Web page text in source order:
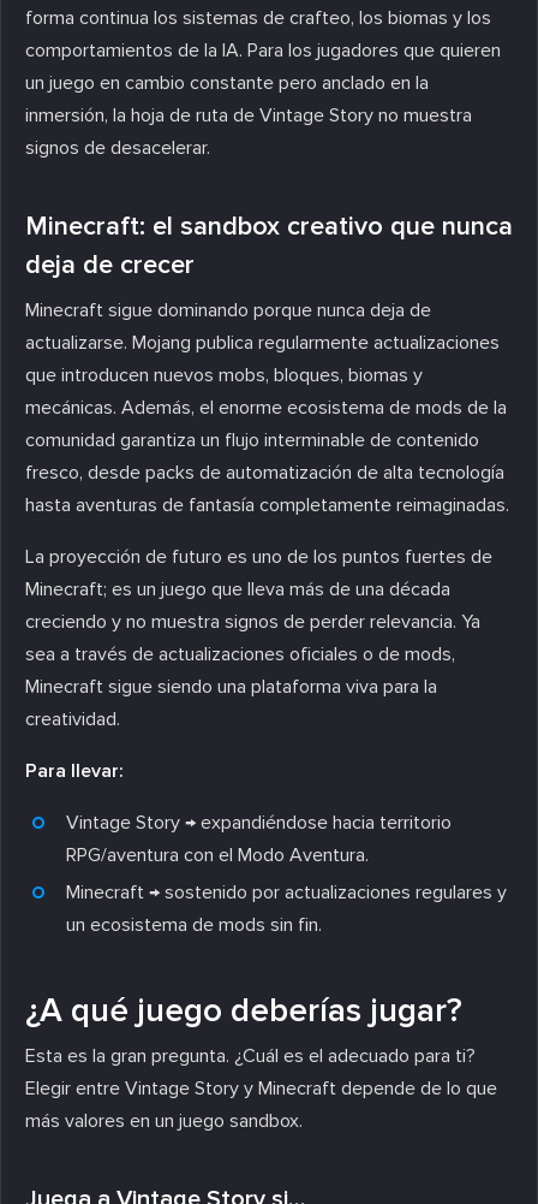
forma continua los sistemas de crafteo, los biomas y los
comportamientos de la IA. Para los jugadores que quieren
un juego en cambio constante pero anclado en la
inmersión, la hoja de ruta de Vintage Story no muestra
signos de desacelerar.
Minecraft: el sandbox creativo que nunca
deja de crecer
Minecraft sigue dominando porque nunca deja de
actualizarse. Mojang publica regularmente actualizaciones
que introducen nuevos mobs, bloques, biomas y
mecánicas. Además, el enorme ecosistema de mods de la
comunidad garantiza un flujo interminable de contenido
fresco, desde packs de automatización de alta tecnología
hasta aventuras de fantasía completamente reimaginadas.
La proyección de futuro es uno de los puntos fuertes de
Minecraft; es un juego que lleva más de una década
creciendo y no muestra signos de perder relevancia. Ya
sea a través de actualizaciones oficiales o de mods,
Minecraft sigue siendo una plataforma viva para la
creatividad.
Para llevar:
Vintage Story → expandiéndose hacia territorio
RPG/aventura con el Modo Aventura.
Minecraft → sostenido por actualizaciones regulares y
un ecosistema de mods sin fin.
¿A qué juego deberías jugar?
Esta es la gran pregunta. ¿Cuál es el adecuado para ti?
Elegir entre Vintage Story y Minecraft depende de lo que
más valores en un juego sandbox.